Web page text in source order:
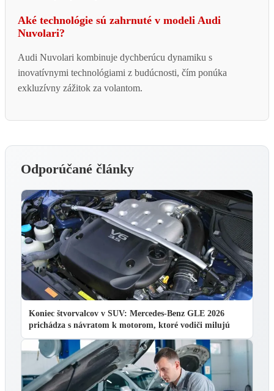
Aké technológie sú zahrnuté v modeli Audi
Nuvolari?
Audi Nuvolari kombinuje dychberúcu dynamiku s
inovatívnymi technológiami z budúcnosti, čím ponúka
exkluzívny zážitok za volantom.
Odporúčané články
Koniec štvorvalcov v SUV: Mercedes-Benz GLE 2026
prichádza s návratom k motorom, ktoré vodiči milujú